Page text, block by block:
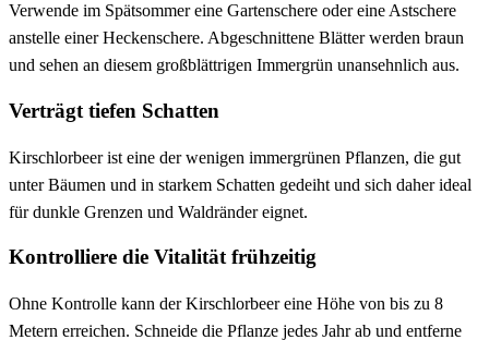
Verwende im Spätsommer eine Gartenschere oder eine Astschere
anstelle einer Heckenschere. Abgeschnittene Blätter werden braun
und sehen an diesem großblättrigen Immergrün unansehnlich aus.
Verträgt tiefen Schatten
Kirschlorbeer ist eine der wenigen immergrünen Pflanzen, die gut
unter Bäumen und in starkem Schatten gedeiht und sich daher ideal
für dunkle Grenzen und Waldränder eignet.
Kontrolliere die Vitalität frühzeitig
Ohne Kontrolle kann der Kirschlorbeer eine Höhe von bis zu 8
Metern erreichen. Schneide die Pflanze jedes Jahr ab und entferne